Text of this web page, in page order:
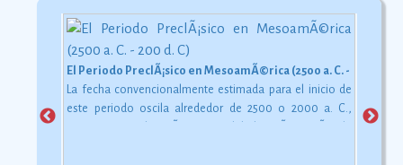
El Periodo PreclÃ¡sico en MesoamÃ©rica (2500 a. C. - 200 d. C)
La fecha convencionalmente estimada para el inicio de
este periodo oscila alrededor de 2500 o 2000 a. C.,